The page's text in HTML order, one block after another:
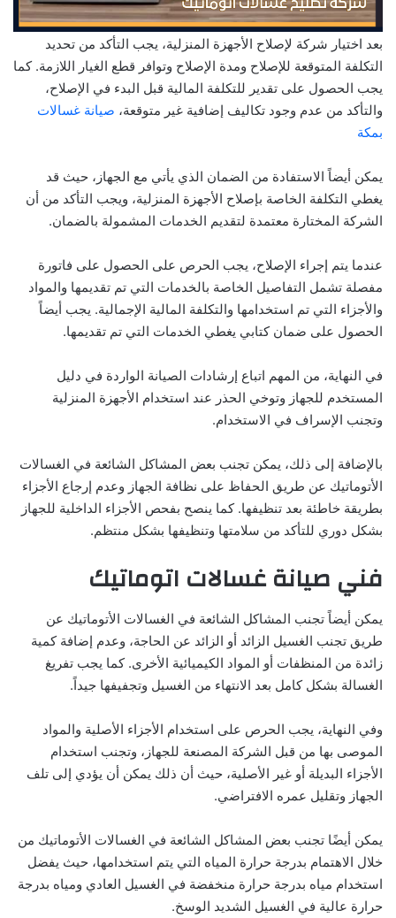
بعد اختيار شركة لإصلاح الأجهزة المنزلية، يجب التأكد من تحديد
التكلفة المتوقعة للإصلاح ومدة الإصلاح وتوافر قطع الغيار اللازمة. كما
يجب الحصول على تقدير للتكلفة المالية قبل البدء في الإصلاح،
والتأكد من عدم وجود تكاليف إضافية غير متوقعة، صيانة غسالات
بمكة
يمكن أيضاً الاستفادة من الضمان الذي يأتي مع الجهاز، حيث قد
يغطي التكلفة الخاصة بإصلاح الأجهزة المنزلية، ويجب التأكد من أن
الشركة المختارة معتمدة لتقديم الخدمات المشمولة بالضمان.
عندما يتم إجراء الإصلاح، يجب الحرص على الحصول على فاتورة
مفصلة تشمل التفاصيل الخاصة بالخدمات التي تم تقديمها والمواد
والأجزاء التي تم استخدامها والتكلفة المالية الإجمالية. يجب أيضاً
الحصول على ضمان كتابي يغطي الخدمات التي تم تقديمها.
في النهاية، من المهم اتباع إرشادات الصيانة الواردة في دليل
المستخدم للجهاز وتوخي الحذر عند استخدام الأجهزة المنزلية
وتجنب الإسراف في الاستخدام.
بالإضافة إلى ذلك، يمكن تجنب بعض المشاكل الشائعة في الغسالات
الأتوماتيك عن طريق الحفاظ على نظافة الجهاز وعدم إرجاع الأجزاء
بطريقة خاطئة بعد تنظيفها. كما ينصح بفحص الأجزاء الداخلية للجهاز
بشكل دوري للتأكد من سلامتها وتنظيفها بشكل منتظم.
فني صيانة غسالات اتوماتيك
يمكن أيضاً تجنب المشاكل الشائعة في الغسالات الأتوماتيك عن
طريق تجنب الغسيل الزائد أو الزائد عن الحاجة، وعدم إضافة كمية
زائدة من المنظفات أو المواد الكيميائية الأخرى. كما يجب تفريغ
الغسالة بشكل كامل بعد الانتهاء من الغسيل وتجفيفها جيداً.
وفي النهاية، يجب الحرص على استخدام الأجزاء الأصلية والمواد
الموصى بها من قبل الشركة المصنعة للجهاز، وتجنب استخدام
الأجزاء البديلة أو غير الأصلية، حيث أن ذلك يمكن أن يؤدي إلى تلف
الجهاز وتقليل عمره الافتراضي.
يمكن أيضًا تجنب بعض المشاكل الشائعة في الغسالات الأتوماتيك من
خلال الاهتمام بدرجة حرارة المياه التي يتم استخدامها، حيث يفضل
استخدام مياه بدرجة حرارة منخفضة في الغسيل العادي ومياه بدرجة
حرارة عالية في الغسيل الشديد الوسخ.